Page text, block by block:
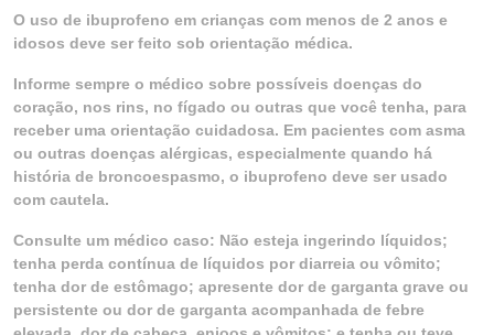
O uso de ibuprofeno em crianças com menos de 2 anos e
idosos deve ser feito sob orientação médica.
Informe sempre o médico sobre possíveis doenças do
coração, nos rins, no fígado ou outras que você tenha, para
receber uma orientação cuidadosa. Em pacientes com asma
ou outras doenças alérgicas, especialmente quando há
história de broncoespasmo, o ibuprofeno deve ser usado
com cautela.
Consulte um médico caso: Não esteja ingerindo líquidos;
tenha perda contínua de líquidos por diarreia ou vômito;
tenha dor de estômago; apresente dor de garganta grave ou
persistente ou dor de garganta acompanhada de febre